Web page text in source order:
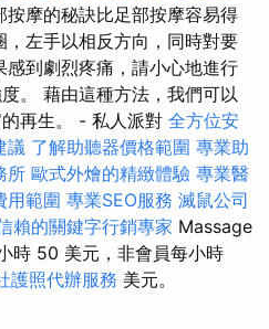
摩的秘訣比足部按摩容易得
左手以相反方向，同時對要
到劇烈疼痛，請小心地進行
。 藉由這種方法，我們可以
再生。 - 私人派對 全方位安
議 了解助聽器價格範圍 專業助
所 歐式外燴的精緻體驗 專業醫
用範圍 專業SEO服務 滅鼠公司
賴的關鍵字行銷專家 Massage
時 50 美元，非會員每小時
護照代辦服務 美元。